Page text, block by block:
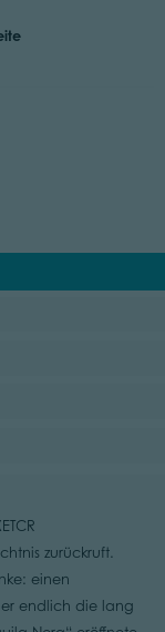
zurückruft.
einen
er endlich die lang